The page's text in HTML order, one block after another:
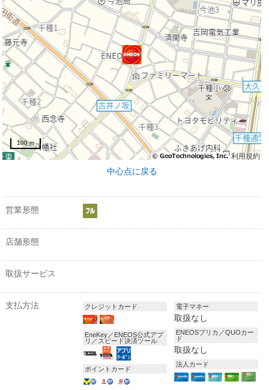
利用規約
100 m
中心点に戻る
営業形態
店舗形態
取扱サービス
支払方法 クレジットカード
EneKey／ENEOS公式アプ
リ／スピード決済ツール
ポイントカード
電子マネー
取扱なし
ENEOSプリカ／QUOカー
ド
取扱なし
法人カード